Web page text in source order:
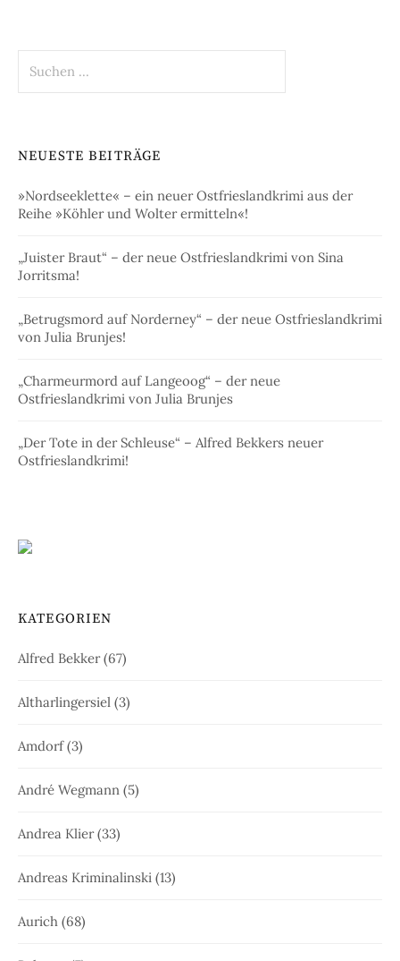
nach:
NEUESTE BEITRÄGE
»Nordseeklette« – ein neuer Ostfrieslandkrimi aus der
Reihe »Köhler und Wolter ermitteln«!
„Juister Braut“ – der neue Ostfrieslandkrimi von Sina
Jorritsma!
„Betrugsmord auf Norderney“ – der neue Ostfrieslandkrimi
von Julia Brunjes!
„Charmeurmord auf Langeoog“ – der neue
Ostfrieslandkrimi von Julia Brunjes
„Der Tote in der Schleuse“ – Alfred Bekkers neuer
Ostfrieslandkrimi!
KATEGORIEN
Alfred Bekker(67)
Altharlingersiel (3)
Amdorf(3)
André Wegmann (5)
Andrea Klier(33)
Andreas Kriminalinski (13)
Aurich (68)